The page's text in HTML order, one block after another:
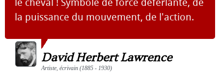
la puissance du mouvement, de l'action.
David Herbert Lawrence
Artiste, écrivain (1885 - 1930)